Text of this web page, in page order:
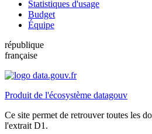
Statistiques d'usage
Budget
Équipe
république
française
Produit de l'écosystème datagouv
Ce site permet de retrouver toutes les
l'extrait D1.